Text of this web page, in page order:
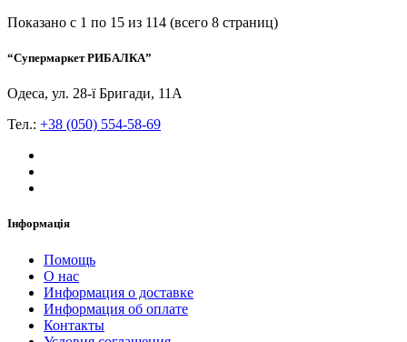
Показано с 1 по 15 из 114 (всего 8 страниц)
“Супермаркет РИБАЛКА”
Одеса, ул. 28-ї Бригади, 11А
Тел.: +38 (050) 554-58-69
Інформація
Помощь
О нас
Информация о доставке
Информация об оплате
Контакты